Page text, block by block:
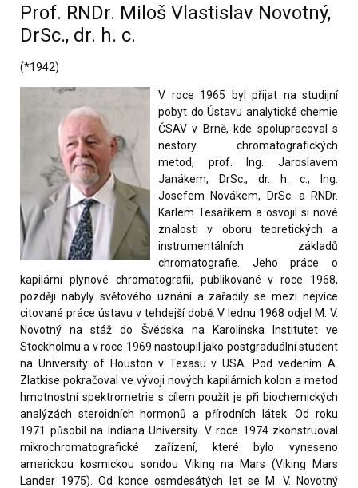
Prof. RNDr. Miloš Vlastislav Novotný,
DrSc., dr. h. c.
(*1942)
V roce 1965 byl přijat na studijní
pobyt do Ústavu analytické chemie
ČSAV v Brně, kde spolupracoval s
nestory chromatografických
metod, prof. Ing. Jaroslavem
Janákem, DrSc., dr. h. c., Ing.
Josefem Novákem, DrSc. a RNDr.
Karlem Tesaříkem a osvojil si nové
znalosti v oboru teoretických a
instrumentálních základů
chromatografie. Jeho práce o
kapilární plynové chromatografii, publikované v roce 1968,
později nabyly světového uznání a zařadily se mezi nejvíce
citované práce ústavu v tehdejší době. V lednu 1968 odjel M. V.
Novotný na stáž do Švédska na Karolinska Institutet ve
Stockholmu a v roce 1969 nastoupil jako postgraduální student
na University of Houston v Texasu v USA. Pod vedením A.
Zlatkise pokračoval ve vývoji nových kapilárních kolon a metod
hmotnostní spektrometrie s cílem použít je při biochemických
analýzách steroidních hormonů a přírodních látek. Od roku
1971 působil na Indiana University. V roce 1974 zkonstruoval
mikrochromatografické zařízení, které bylo vyneseno
americkou kosmickou sondou Viking na Mars (Viking Mars
Lander 1975). Od konce osmdesátých let se M. V. Novotný